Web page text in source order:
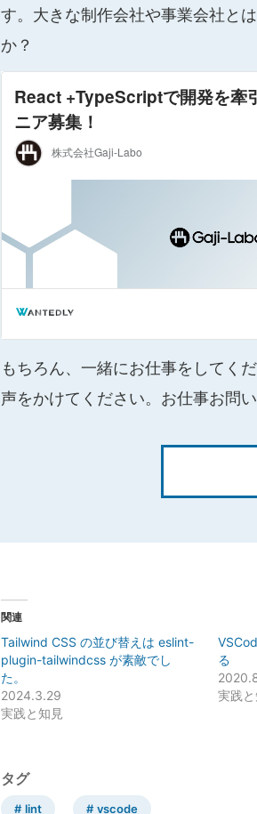
す。大きな制作会社や事業会社と
か？
もちろん、一緒にお仕事をしてく
声をかけてください。お仕事お問
関連
Tailwind CSS の並び替えは eslint-
plugin-tailwindcss が素敵でし
た。
2024.3.29
実践と知見
る
実践と
タグ
lint vscode